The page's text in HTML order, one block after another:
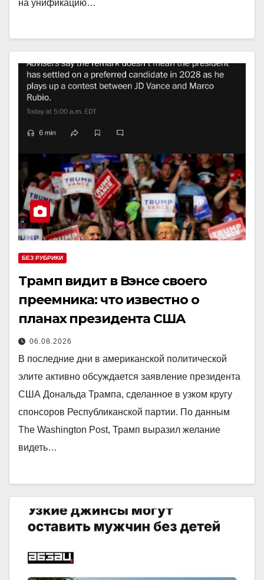
на унификацию…
БЕЗ РУБРИКИ
Трамп видит в Вэнсе своего
преемника: что известно о
планах президента США
06.08.2026
В последние дни в американской политической
элите активно обсуждается заявление президента
США Дональда Трампа, сделанное в узком кругу
спонсоров Республиканской партии. По данным
The Washington Post, Трамп выразил желание
видеть…